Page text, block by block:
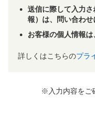
送信に際して入力
報）は、問い合わせ
お客様の個人情報
詳しくはこちらのプラ
※入力内容をご